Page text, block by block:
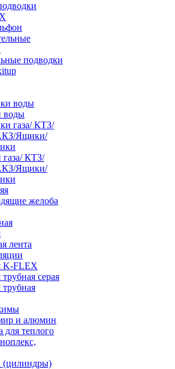
подводки
воды
газа/ КТЗ/
Ящики/
желоба
лента
K-FLEX
серая
и алюмин
для теплого
(цилиндры)